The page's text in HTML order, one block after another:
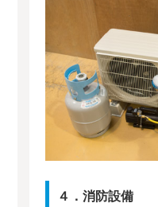
４．消防設備